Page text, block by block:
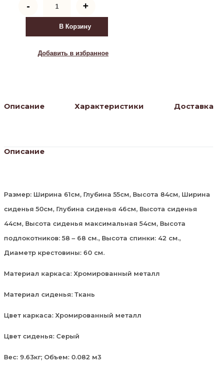
-
товара
Компьютерное
кресло
Ergoplus
gray
+
В Корзину
Добавить в избранное
Описание Характеристики Доставка
Описание
Размер: Ширина 61см, Глубина 55см, Высота 84см, Ширина
сиденья 50см, Глубина сиденья 46см, Высота сиденья
44см, Высота сиденья максимальная 54см, Высота
подлокотников: 58 – 68 см., Высота спинки: 42 см.,
Диаметр крестовины: 60 см.
Материал каркаса: Хромированный металл
Материал сиденья: Ткань
Цвет каркаса: Хромированный металл
Цвет сиденья: Серый
Вес: 9.63кг; Объем: 0.082 м3